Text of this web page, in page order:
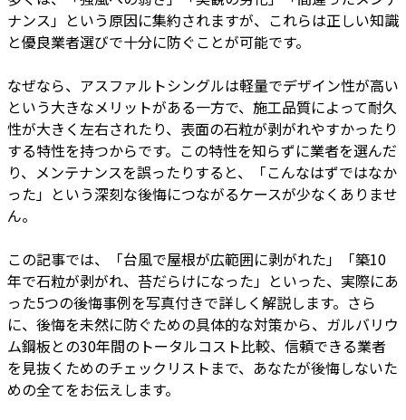
ナンス」という原因に集約されますが、これらは正しい知識
と優良業者選びで十分に防ぐことが可能です。
なぜなら、アスファルトシングルは軽量でデザイン性が高い
という大きなメリットがある一方で、施工品質によって耐久
性が大きく左右されたり、表面の石粒が剥がれやすかったり
する特性を持つからです。この特性を知らずに業者を選んだ
り、メンテナンスを誤ったりすると、「こんなはずではなか
った」という深刻な後悔につながるケースが少なくありませ
ん。
この記事では、「台風で屋根が広範囲に剥がれた」「築10
年で石粒が剥がれ、苔だらけになった」といった、実際にあ
った5つの後悔事例を写真付きで詳しく解説します。さら
に、後悔を未然に防ぐための具体的な対策から、ガルバリウ
ム鋼板との30年間のトータルコスト比較、信頼できる業者
を見抜くためのチェックリストまで、あなたが後悔しないた
めの全てをお伝えします。